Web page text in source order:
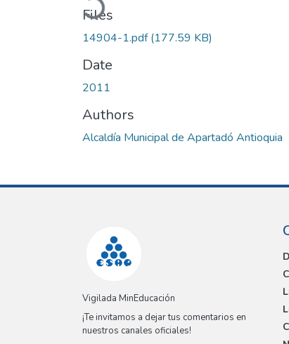
Files
14904-1.pdf(177.59 KB)
Date
2011
Authors
Alcaldía Municipal de Apartadó Antioquia
Vigilada MinEducación
¡Te invitamos a dejar tus comentarios en
nuestros canales oficiales!